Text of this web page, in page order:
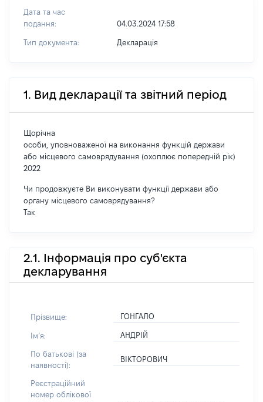
Дата та час
подання:
04.03.2024 17:58
Тип документа: Декларація
1. Вид декларації та звітний період
Щорічна
особи, уповноваженої на виконання функцій держави
або місцевого самоврядування (охоплює попередній рік)
2022
Чи продовжуєте Ви виконувати функції держави або
органу місцевого самоврядування?
Так
2.1. Інформація про суб'єкта
декларування
Прізвище: ГОНГАЛО
Імʼя: АНДРІЙ
По батькові (за
наявності):
ВІКТОРОВИЧ
Реєстраційний
номер облікової